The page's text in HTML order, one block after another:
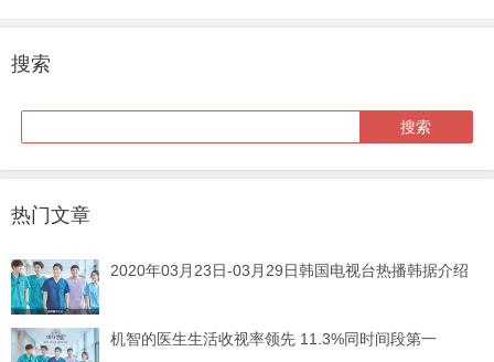
搜索
热门文章
2020年03月23日-03月29日韩国电视台热播韩据介绍
机智的医生生活收视率领先 11.3%同时间段第一